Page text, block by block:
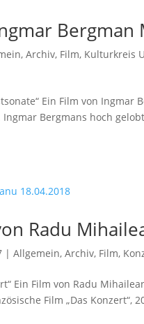
,Archiv, Film, Kulturkreis
Ein Film von
Bergmans hoch
Radu
|Allgemein,Archiv, Film,
Ein Film von Radu
Film „Das Konzert“,